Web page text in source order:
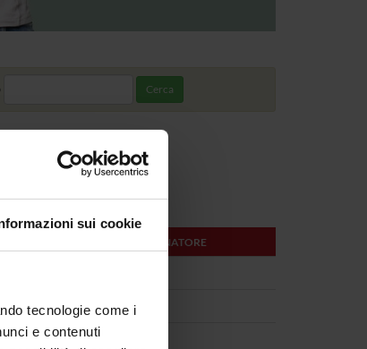
sui cookie
tecnologie come i
e contenuti
Cerca
DOCENTE O COORDINATORE
Giovanni Malerba
Davide Gibellini